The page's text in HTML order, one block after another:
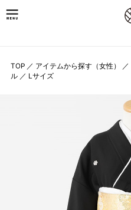
TOP ／ アイテムから探す（女性） ／
ル ／ Lサイズ